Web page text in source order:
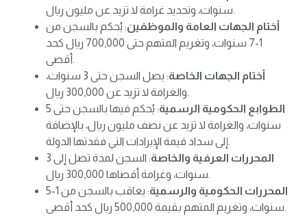
سنوات، وتحديد غرامة لا تزيد عن مليون ريال.
أختام الجهات العامة والموظفين: يُحكم بالسجن من
1-7 سنوات، وتغريم المتهم حتى 700,000 ريال كحد
أقصى.
أختام الجهات الخاصة
: يصل السجن حتى 3 سنوات،
والغرامة لا تزيد عن 300,000 ريال.
الطوابع الحكومية الرسمية
: يُحكم فيها بالسجن حتى 5
سنوات، والغرامة لا تزيد عن نصف مليون ريال، بالإضافة
إلى سداد قيمة الإيرادات التي فقدتها الدولة.
المحررات العرفية والخاصة
: السجن لمدة تصل إلى 3
سنوات، وغرامة أقصاها 300,000 ريال.
المحررات الحكومية والرسمية
: يعاقب بالسجن من 1-5
سنوات، وتغريم المتهم بقيمة 500,000 ريال كحد أقصى.